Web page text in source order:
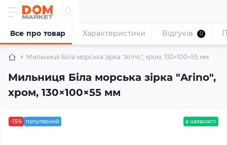
Мильниця Біла морська зірка "Arino", хром, 130×100×55 мм
Мильниця Біла морська зірка "Arino",
хром, 130×100×55 мм
Все про товар Характеристики Відгуків 0
-15% популярний в наявності